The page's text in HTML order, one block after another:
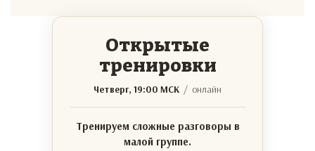
Открытые
тренировки
Четверг, 19:00 МСК / онлайн
Тренируем сложные разговоры в
малой группе.